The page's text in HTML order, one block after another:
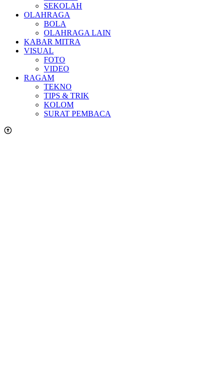
SEKOLAH
OLAHRAGA
BOLA
OLAHRAGA LAIN
KABAR MITRA
VISUAL
FOTO
VIDEO
RAGAM
TEKNO
TIPS & TRIK
KOLOM
SURAT PEMBACA